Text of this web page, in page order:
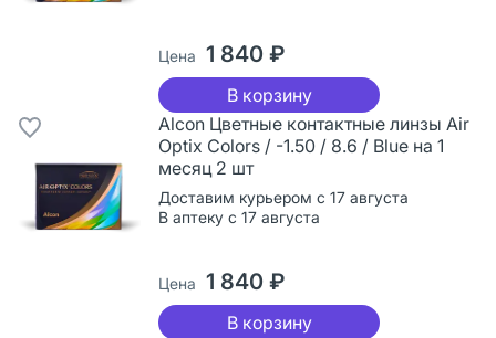
Цена 1 840 ₽
В корзину
Alcon Цветные контактные линзы Air
Optix Colors / -1.50 / 8.6 / Blue на 1
месяц 2 шт
Доставим курьером с 17 августа
В аптеку с 17 августа
Цена 1 840 ₽
В корзину